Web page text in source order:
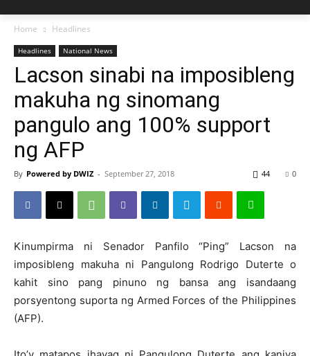
Home Headlines
Headlines National News
Lacson sinabi na imposibleng
makuha ng sinomang
pangulo ang 100% support
ng AFP
By Powered by DWIZ - September 27, 2018 0
44
Kinumpirma ni Senador Panfilo “Ping” Lacson na
imposibleng makuha ni Pangulong Rodrigo Duterte o
kahit sino pang pinuno ng bansa ang isandaang
porsyentong suporta ng Armed Forces of the Philippines
(AFP).